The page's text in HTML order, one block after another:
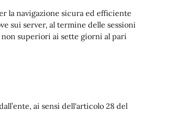
la navigazione sicura ed efficiente
sui server, al termine delle sessioni
superiori ai sette giorni al pari
ai sensi dell'articolo 28 del